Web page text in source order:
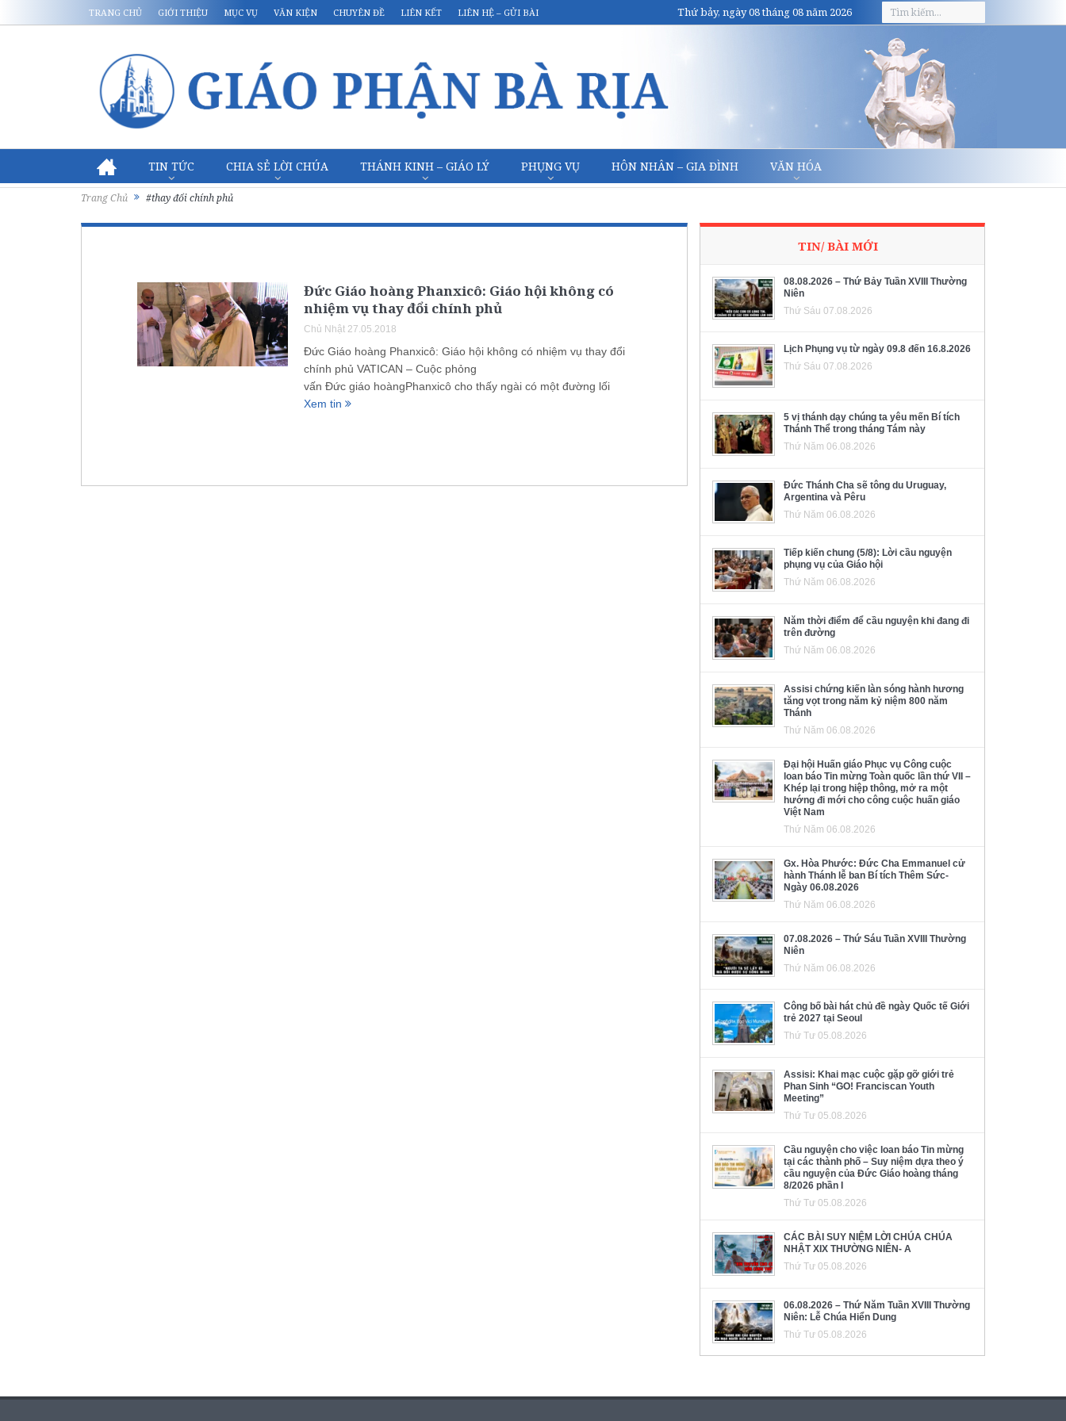
TRANG CHỦ GIỚI THIỆU MỤC VỤ VĂN KIỆN CHUYÊN ĐỀ LIÊN KẾT LIÊN HỆ – GỬI BÀI Thứ bảy, ngày 08 tháng 08 năm 2026
TIN TỨC CHIA SẺ LỜI CHÚA THÁNH KINH – GIÁO LÝ PHỤNG VỤ HÔN NHÂN – GIA ĐÌNH VĂN HÓA
Trang Chủ #thay đổi chính phủ
Đức Giáo hoàng Phanxicô: Giáo hội không có
nhiệm vụ thay đổi chính phủ
Chủ Nhật 27.05.2018
Đức Giáo hoàng Phanxicô: Giáo hội không có nhiệm vụ thay đổi
chính phủ VATICAN – Cuộc phỏng
vấn Đức giáo hoàngPhanxicô cho thấy ngài có một đường lối
Xem tin
TIN/ BÀI MỚI
08.08.2026 – Thứ Bảy Tuần XVIII Thường
Niên
Thứ Sáu 07.08.2026
Lịch Phụng vụ từ ngày 09.8 đến 16.8.2026
Thứ Sáu 07.08.2026
5 vị thánh dạy chúng ta yêu mến Bí tích
Thánh Thể trong tháng Tám này
Thứ Năm 06.08.2026
Đức Thánh Cha sẽ tông du Uruguay,
Argentina và Pêru
Thứ Năm 06.08.2026
Tiếp kiến chung (5/8): Lời cầu nguyện
phụng vụ của Giáo hội
Thứ Năm 06.08.2026
Năm thời điểm để cầu nguyện khi đang đi
trên đường
Thứ Năm 06.08.2026
Assisi chứng kiến làn sóng hành hương
tăng vọt trong năm kỷ niệm 800 năm
Thánh
Thứ Năm 06.08.2026
Đại hội Huấn giáo Phục vụ Công cuộc
loan báo Tin mừng Toàn quốc lần thứ VII –
Khép lại trong hiệp thông, mở ra một
hướng đi mới cho công cuộc huấn giáo
Việt Nam
Thứ Năm 06.08.2026
Gx. Hòa Phước: Đức Cha Emmanuel cử
hành Thánh lễ ban Bí tích Thêm Sức-
Ngày 06.08.2026
Thứ Năm 06.08.2026
07.08.2026 – Thứ Sáu Tuần XVIII Thường
Niên
Thứ Năm 06.08.2026
Công bố bài hát chủ đề ngày Quốc tế Giới
trẻ 2027 tại Seoul
Thứ Tư 05.08.2026
Assisi: Khai mạc cuộc gặp gỡ giới trẻ
Phan Sinh “GO! Franciscan Youth
Meeting”
Thứ Tư 05.08.2026
Cầu nguyện cho việc loan báo Tin mừng
tại các thành phố – Suy niệm dựa theo ý
cầu nguyện của Đức Giáo hoàng tháng
8/2026 phần I
Thứ Tư 05.08.2026
CÁC BÀI SUY NIỆM LỜI CHÚA CHÚA
NHẬT XIX THƯỜNG NIÊN- A
Thứ Tư 05.08.2026
06.08.2026 – Thứ Năm Tuần XVIII Thường
Niên: Lễ Chúa Hiển Dung
Thứ Tư 05.08.2026